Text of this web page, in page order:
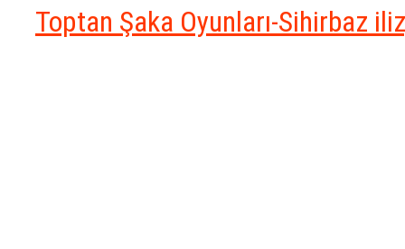
Toptan Şaka Oyunları-Sihirbaz